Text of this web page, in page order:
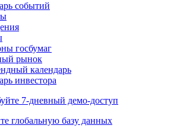
событий
госбумаг
рынок
календарь
инвестора
7-дневный демо-доступ
глобальную базу данных